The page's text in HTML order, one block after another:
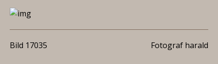
Bild 17035 Fotograf harald